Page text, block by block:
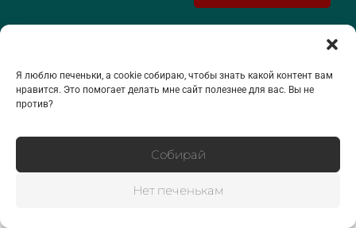
Я люблю печеньки, а cookie собираю, чтобы знать какой контент вам
нравится. Это помогает делать мне сайт полезнее для вас. Вы не
против?
Собирай
Нет печенькам